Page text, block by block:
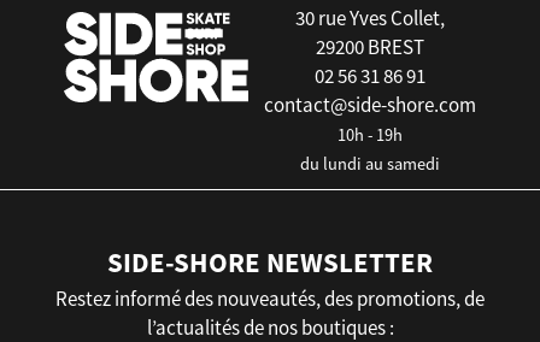
30 rue Yves Collet,
29200 BREST
02 56 31 86 91
contact@side-shore.com
10h - 19h
du lundi au samedi
SIDE-SHORE NEWSLETTER
Restez informé des nouveautés, des promotions, de
l’actualités de nos boutiques :